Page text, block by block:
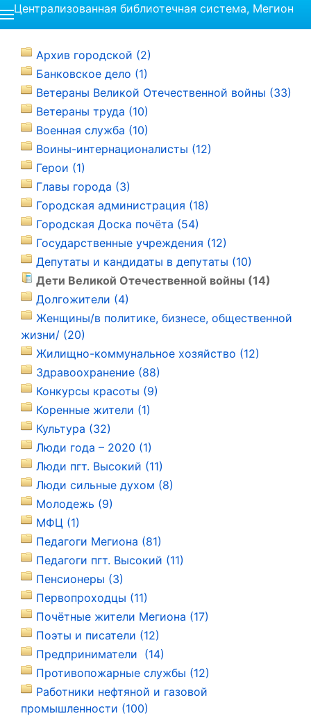
Централизованная библиотечная система, Мегион
Архив городской (2)
Банковское дело (1)
Ветераны Великой Отечественной войны (33)
Ветераны труда (10)
Военная служба (10)
Воины-интернационалисты (12)
Герои (1)
Главы города (3)
Городская администрация (18)
Городская Доска почёта (54)
Государственные учреждения (12)
Депутаты и кандидаты в депутаты (10)
Дети Великой Отечественной войны (14)
Долгожители (4)
Женщины/в политике, бизнесе, общественной
жизни/ (20)
Жилищно-коммунальное хозяйство (12)
Здравоохранение (88)
Конкурсы красоты (9)
Коренные жители (1)
Культура (32)
Люди года – 2020 (1)
Люди пгт. Высокий (11)
Люди сильные духом (8)
Молодежь (9)
МФЦ (1)
Педагоги Мегиона (81)
Педагоги пгт. Высокий (11)
Пенсионеры (3)
Первопроходцы (11)
Почётные жители Мегиона (17)
Поэты и писатели (12)
Предприниматели (14)
Противопожарные службы (12)
Работники нефтяной и газовой
промышленности (100)